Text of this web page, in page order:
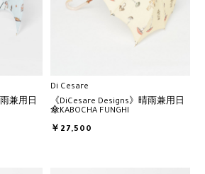
兼用日
Di Cesare
《DiCesare Designs》晴雨兼用日
傘KABOCHA FUNGHI
￥27,500